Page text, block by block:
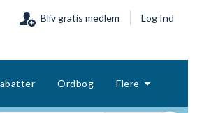
Bliv gratis medlem Log Ind
Ordbog Flere